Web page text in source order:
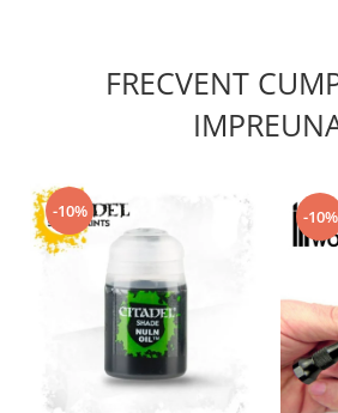
Apa Diorama
The Army Painter
Accesorii pictura The Army Painter
Speedpaints
Warpaints Fanatic
Seturi Vopsele
Speedpaint Markers
FRECVENT
-10% -10%